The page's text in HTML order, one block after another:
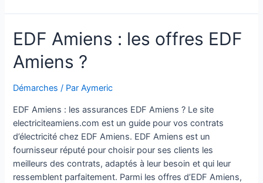
doit-
on
craindre
se
agresser
dans
certaines
régions
?
EDF Amiens : les offres EDF
Amiens ?
Démarches / ParAymeric
EDF Amiens : les assurances EDF Amiens ? Le site
electriciteamiens.com est un guide pour vos contrats
d’électricité chez EDF Amiens. EDF Amiens est un
fournisseur réputé pour choisir pour ses clients les
meilleurs des contrats, adaptés à leur besoin et qui leur
ressemblent parfaitement. Parmi les offres d’EDF Amiens,